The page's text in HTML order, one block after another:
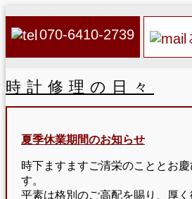
070-6410-2739
時計修理の日々
夏季休業期間のお知らせ
時下ますますご清栄のこととお慶
す。
平素は格別のご高配を賜り、厚